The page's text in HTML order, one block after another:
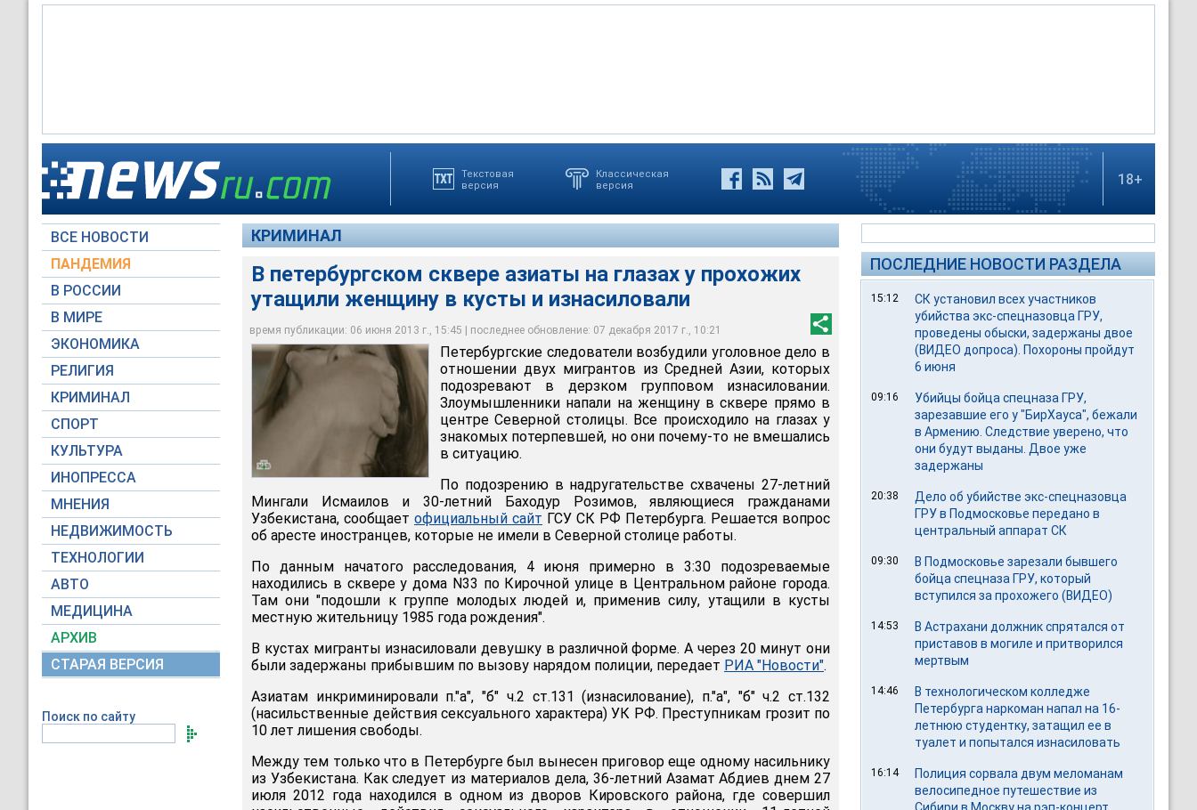
Текстовая
версия
Классическая
версия
18+
ВСЕ НОВОСТИ
ПАНДЕМИЯ
В РОССИИ
В МИРЕ
ЭКОНОМИКА
РЕЛИГИЯ
КРИМИНАЛ
СПОРТ
КУЛЬТУРА
ИНОПРЕССА
МНЕНИЯ
НЕДВИЖИМОСТЬ
ТЕХНОЛОГИИ
АВТО
МЕДИЦИНА
АРХИВ
СТАРАЯ ВЕРСИЯ
Поиск по сайту
КРИМИНАЛ
В петербургском сквере азиаты на глазах у прохожих
утащили женщину в кусты и изнасиловали
время публикации: 06 июня 2013 г., 15:45 | последнее обновление: 07 декабря 2017 г., 10:21
Петербургские следователи возбудили уголовное дело в отношении двух мигрантов
из Средней Азии, которых подозревают в дерзком групповом изнасиловании
НТВ
Петербургские следователи возбудили уголовное дело в
отношении двух мигрантов из Средней Азии, которых
подозревают в дерзком групповом изнасиловании.
Злоумышленники напали на женщину в сквере прямо в
центре Северной столицы. Все происходило на глазах у
знакомых потерпевшей, но они почему-то не вмешались
в ситуацию.
По подозрению в надругательстве схвачены 27-летний
Мингали Исмаилов и 30-летний Баходур Розимов, являющиеся гражданами
Узбекистана, сообщает официальный сайт ГСУ СК РФ Петербурга. Решается вопрос
об аресте иностранцев, которые не имели в Северной столице работы.
По данным начатого расследования, 4 июня примерно в 3:30 подозреваемые
находились в сквере у дома N33 по Кирочной улице в Центральном районе города.
Там они "подошли к группе молодых людей и, применив силу, утащили в кусты
местную жительницу 1985 года рождения".
В кустах мигранты изнасиловали девушку в различной форме. А через 20 минут они
были задержаны прибывшим по вызову нарядом полиции, передает РИА "Новости".
Азиатам инкриминировали п."а", "б" ч.2 ст.131 (изнасилование), п."а", "б" ч.2 ст.132
(насильственные действия сексуального характера) УК РФ. Преступникам грозит по
10 лет лишения свободы.
Между тем только что в Петербурге был вынесен приговор еще одному насильнику
из Узбекистана. Как следует из материалов дела, 36-летний Азамат Абдиев днем 27
июля 2012 года находился в одном из дворов Кировского района, где совершил
ПОСЛЕДНИЕ НОВОСТИ РАЗДЕЛА
15:12
СК установил всех участников
убийства экс-спецназовца ГРУ,
проведены обыски, задержаны двое
(ВИДЕО допроса). Похороны пройдут
6 июня
09:16
Убийцы бойца спецназа ГРУ,
зарезавшие его у "БирХауса", бежали
в Армению. Следствие уверено, что
они будут выданы. Двое уже
задержаны
20:38
Дело об убийстве экс-спецназовца
ГРУ в Подмосковье передано в
центральный аппарат СК
09:30
В Подмосковье зарезали бывшего
бойца спецназа ГРУ, который
вступился за прохожего (ВИДЕО)
14:53
В Астрахани должник спрятался от
приставов в могиле и притворился
мертвым
14:46
В технологическом колледже
Петербурга наркоман напал на 16-
летнюю студентку, затащил ее в
туалет и попытался изнасиловать
16:14
Полиция сорвала двум меломанам
велосипедное путешествие из